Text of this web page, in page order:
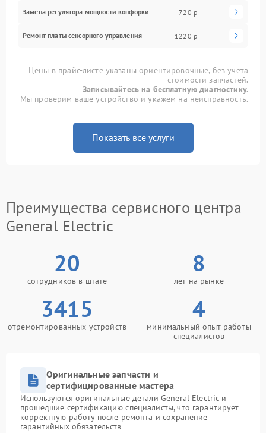
Замена регулятора мощности конфорки 720 р
Ремонт платы сенсорного управления 1220 р
Цены в прайс-листе указаны ориентировочные, без учета
стоимости запчастей.
Записывайтесь на бесплатную диагностику.
Мы проверим ваше устройство и укажем на неисправность.
Показать все услуги
Преимущества сервисного центра
General Electric
20
сотрудников в штате
8
лет на рынке
3415
отремонтированных устройств
4
минимальный опыт работы
специалистов
Оригинальные запчасти и
сертифицированные мастера
Используются оригинальные детали General Electric и
прошедшие сертификацию специалисты, что гарантирует
корректную работу после ремонта и сохранение
гарантийных обязательств